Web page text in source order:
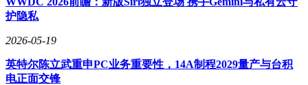
护隐私
2026-05-19
英特尔陈立武重申PC业务重要性，14A制程2029量产与台积
电正面交锋